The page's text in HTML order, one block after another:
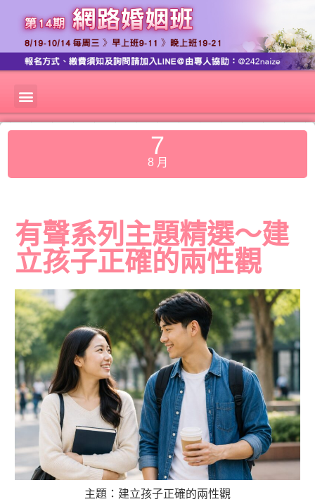
7
8 月
有聲系列主題精選～建
立孩子正確的兩性觀
主題：建立孩子正確的兩性觀